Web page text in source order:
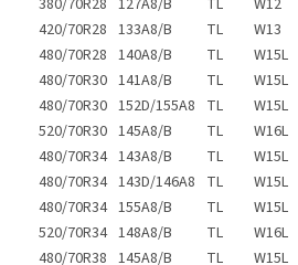
380/70R28 127A8/B TL W12
420/70R28 133A8/B TL W13
480/70R28 140A8/B TL W15L
480/70R30 141A8/B TL W15L
480/70R30 152D/155A8 TL W15L
520/70R30 145A8/B TL W16L
480/70R34 143A8/B TL W15L
480/70R34 143D/146A8 TL W15L
480/70R34 155A8/B TL W15L
520/70R34 148A8/B TL W16L
480/70R38 145A8/B TL W15L